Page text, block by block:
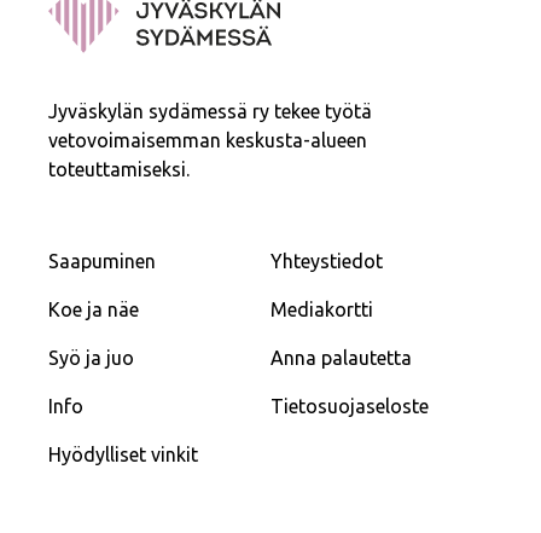
Jyväskylän sydämessä ry tekee työtä
vetovoimaisemman keskusta-alueen
toteuttamiseksi.
Saapuminen
Koe ja näe
Syö ja juo
Info
Hyödylliset vinkit
Yhteystiedot
Mediakortti
Anna palautetta
Tietosuojaseloste